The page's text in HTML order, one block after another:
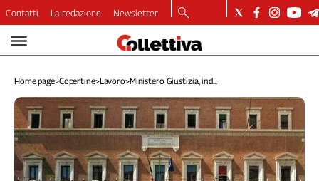
Video
Dirette
Longform
Copertine
Economia
Lavoro
Contatti La redazione Newsletter
Home page>Copertine>Lavoro>Ministero Giustizia, ind...